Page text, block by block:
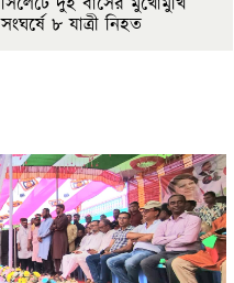
সংঘর্ষে ৮ যাত্রী নিহত